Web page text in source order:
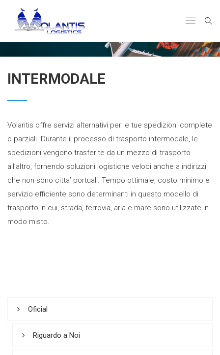
INTERMODALE
Volantis offre servizi alternativi per le tue spedizioni complete
o parziali. Durante il processo di trasporto intermodale, le
spedizioni vengono trasferite da un mezzo di trasporto
all’altro, fornendo soluzioni logistiche veloci anche a indirizzi
che non sono citta’ portuali. Tempo ottimale, costo minimo e
servizio efficiente sono determinanti in questo modello di
trasporto in cui, strada, ferrovia, aria e mare sono utilizzate in
modo misto.
Oficial
Riguardo a Noi